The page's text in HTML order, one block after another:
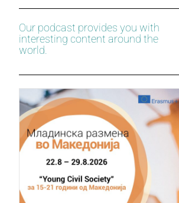
Our podcast provides you with
interesting content around the
world.